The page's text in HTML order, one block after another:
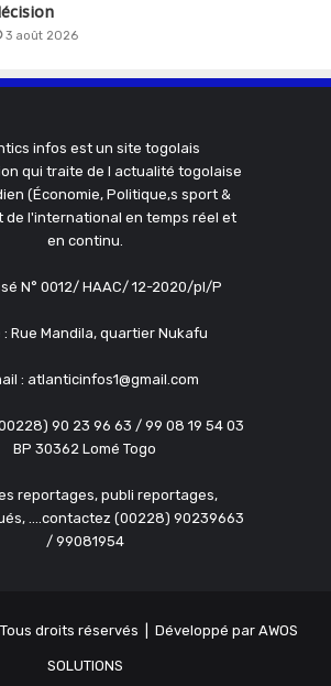
3 août 2026
infos est un site togolais
qui traite de l actualité togolaise
(Économie, Politique,s sport &
de l'international en temps réel et
en continu.
N° 0012/ HAAC/ 12-2020/pl/P
: Rue Mandila, quartier Nukafu
: atlanticinfos1@gmail.com
90 23 96 63 / 99 08 19 54 03
BP 30362 Lomé Togo
reportages, publi reportages,
....contactez (00228) 90239663
/ 99081954
droits réservés | Développé par AWOS
SOLUTIONS